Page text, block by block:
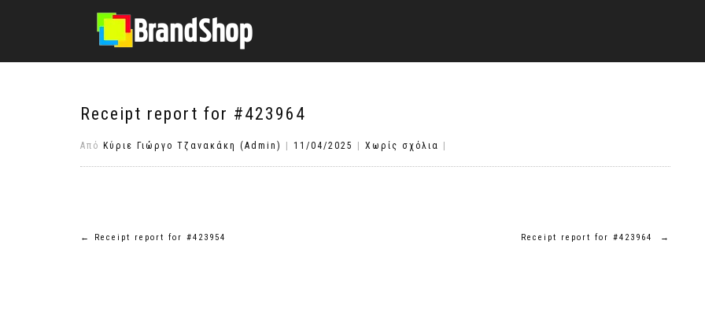
Receipt report for #423964
Από Κύριε Γιώργο Τζανακάκη (Admin) 11/04/2025 Χωρίς σχόλια
Πλοήγηση
← Receipt report for #423954 Receipt report for #423964 →